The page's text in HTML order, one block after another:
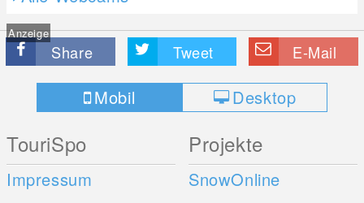
Anzeige
Share Tweet E-Mail
Mobil Desktop
TouriSpo
Impressum
Projekte
SnowOnline